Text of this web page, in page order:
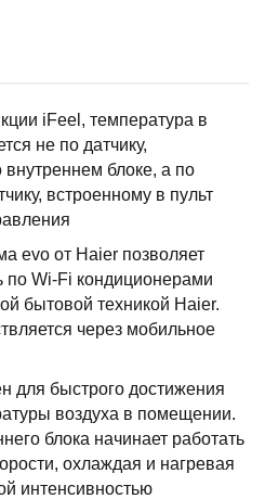
iFeel, температура в
не по датчику,
блоке, а по
встроенному в пульт
evo от Haier позволяет
по Wi-Fi кондиционерами
бытовой техникой Haier.
через мобильное
для быстрого достижения
воздуха в помещении.
блока начинает работать
охлаждая и нагревая
интенсивностью